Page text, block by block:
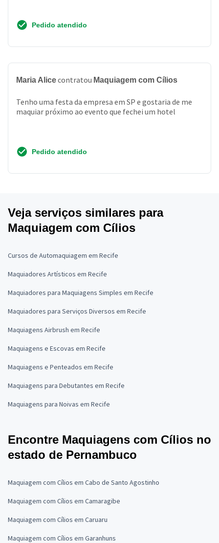
Pedido atendido
Maria Alicecontratou Maquiagem com Cílios
Tenho uma festa da empresa em SP e gostaria de me
maquiar próximo ao evento que fechei um hotel
Pedido atendido
Veja serviços similares para
Maquiagem com Cílios
Cursos de Automaquiagem em Recife
Maquiadores Artísticos em Recife
Maquiadores para Maquiagens Simples em Recife
Maquiadores para Serviços Diversos em Recife
Maquiagens Airbrush em Recife
Maquiagens e Escovas em Recife
Maquiagens e Penteados em Recife
Maquiagens para Debutantes em Recife
Maquiagens para Noivas em Recife
Encontre Maquiagens com Cílios no
estado de Pernambuco
Maquiagem com Cílios em Cabo de Santo Agostinho
Maquiagem com Cílios em Camaragibe
Maquiagem com Cílios em Caruaru
Maquiagem com Cílios em Garanhuns